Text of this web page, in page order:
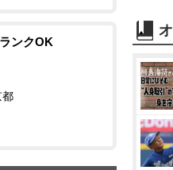
ンクOK
都